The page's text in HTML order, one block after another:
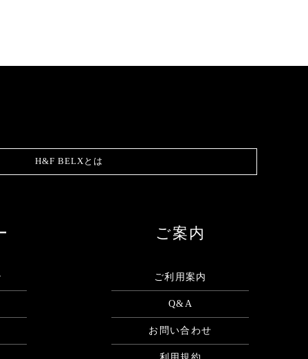
H&F BELXとは
ご案内
ご利用案内
Q&A
お問い合わせ